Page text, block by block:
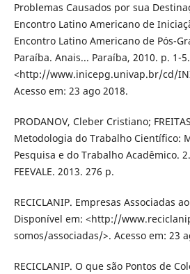
Problemas Causados por sua
Encontro Latino Americano de
Encontro Latino Americano de Pós-
Paraíba. Anais... Paraíba, 2010. p. 1-
<http://www.inicepg.univap.br/cd/
Acesso em: 23 ago 2018.
PRODANOV, Cleber Cristiano;
Metodologia do Trabalho Científico:
Pesquisa e do Trabalho Acadêmico.
FEEVALE. 2013. 276 p.
RECICLANIP. Empresas Associadas
Disponível em: <http://
somos/associadas/>. Acesso em: 23
RECICLANIP. O que são Pontos de